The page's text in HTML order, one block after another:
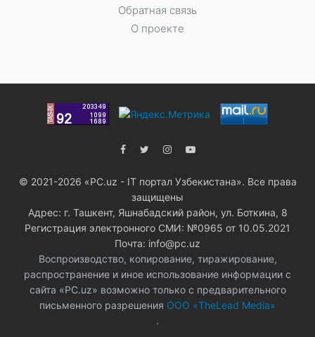
Обратная связь
О проекте
© 2021-2026 «PC.uz - IT портал Узбекистана». Все права
защищены
Адрес: г. Ташкент, Яшнабадский район, ул. Боткина, 8
Регистрация электронного СМИ: №0965 от 10.05.2021
Почта: info@pc.uz
Воспроизводство, копирование, тиражирование,
распространение и иное использование информации с
сайта «PC.uz» возможно только с предварительного
письменного разрешения ООО «TheLead Media»
.